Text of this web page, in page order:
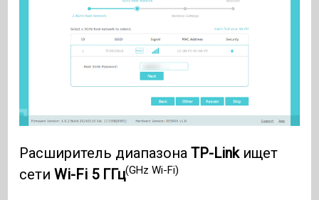
Расширитель диапазонаTP-Linkищет
сетиWi-Fi 5 ГГц(GHz Wi-Fi)